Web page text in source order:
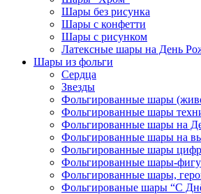
Шары без рисунка
Шары с конфетти
Шары с рисунком
Латексные шары на День
Шары из фольги
Сердца
Звезды
Фольгированные шары
Фольгированные шары
Фольгированные шары на
Фольгированные шары на
Фольгированные шары
Фольгированные шары-
Фольгированные шары,
Фольгированые шары “С